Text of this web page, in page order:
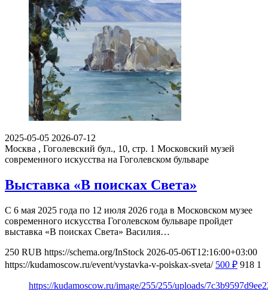
2025-05-05 2026-07-12
Москва , Гоголевский бул., 10, стр. 1 Московский музей
современного искусства на Гоголевском бульваре
Выставка «В поисках Света»
С 6 мая 2025 года по 12 июля 2026 года в Московском музее
современного искусства Гоголевском бульваре пройдет
выставка «В поисках Света» Василия…
250 RUB https://schema.org/InStock 2026-05-06T12:16:00+03:00
https://kudamoscow.ru/event/vystavka-v-poiskax-sveta/ 500 ₽ 918 1
https://kudamoscow.ru/image/255/255/uploads/